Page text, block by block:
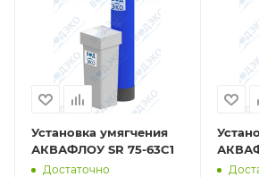
Установка умягчения
АКВАФЛОУ SR 75-63C1
Достаточно